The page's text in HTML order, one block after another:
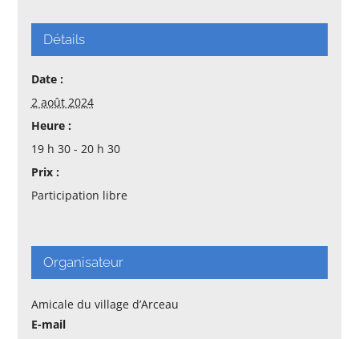
Détails
Date :
2 août 2024
Heure :
19 h 30 - 20 h 30
Prix :
Participation libre
Organisateur
Amicale du village d’Arceau
E-mail